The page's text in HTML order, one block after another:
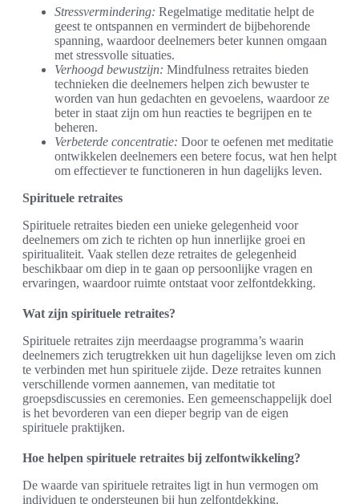
Stressvermindering: Regelmatige meditatie helpt de
geest te ontspannen en vermindert de bijbehorende
spanning, waardoor deelnemers beter kunnen omgaan
met stressvolle situaties.
Verhoogd bewustzijn: Mindfulness retraites bieden
technieken die deelnemers helpen zich bewuster te
worden van hun gedachten en gevoelens, waardoor ze
beter in staat zijn om hun reacties te begrijpen en te
beheren.
Verbeterde concentratie: Door te oefenen met meditatie
ontwikkelen deelnemers een betere focus, wat hen helpt
om effectiever te functioneren in hun dagelijks leven.
Spirituele retraites
Spirituele retraites bieden een unieke gelegenheid voor
deelnemers om zich te richten op hun innerlijke groei en
spiritualiteit. Vaak stellen deze retraites de gelegenheid
beschikbaar om diep in te gaan op persoonlijke vragen en
ervaringen, waardoor ruimte ontstaat voor zelfontdekking.
Wat zijn spirituele retraites?
Spirituele retraites zijn meerdaagse programma’s waarin
deelnemers zich terugtrekken uit hun dagelijkse leven om zich
te verbinden met hun spirituele zijde. Deze retraites kunnen
verschillende vormen aannemen, van meditatie tot
groepsdiscussies en ceremonies. Een gemeenschappelijk doel
is het bevorderen van een dieper begrip van de eigen
spirituele praktijken.
Hoe helpen spirituele retraites bij zelfontwikkeling?
De waarde van spirituele retraites ligt in hun vermogen om
individuen te ondersteunen bij hun zelfontdekking.